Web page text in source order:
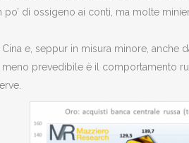
di ossigeno ai conti, ma molte
Cina e, seppur in misura minore, anche
prevedibile è il comportamento